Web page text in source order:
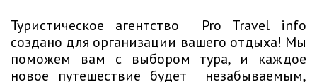
Туристическое агентство Pro Travel info
создано для организации вашего отдыха! Мы
поможем вам с выбором тура, и каждое
новое путешествие будет незабываемым,